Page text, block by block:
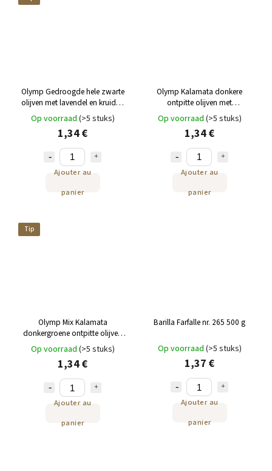
Olymp Gedroogde hele zwarte
olijven met lavendel en kruiden
70g
Op voorraad (>5 stuks)
1,34 €
Ajouter au
panier
Olymp Kalamata donkere
ontpitte olijven met
sinaasappelschil en kruiden 70g
Op voorraad (>5 stuks)
1,34 €
Ajouter au
panier
Tip
Olymp Mix Kalamata
donkergroene ontpitte olijven
met kruiden 70 g
Op voorraad (>5 stuks)
1,34 €
Ajouter au
panier
Barilla Farfalle nr. 265 500 g
Op voorraad (>5 stuks)
1,37 €
Ajouter au
panier